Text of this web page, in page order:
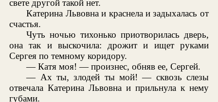
свете другой такой нет.
Катерина Львовна и краснела и задыхалась от
счастья.
Чуть ночью тихонько приотворилась дверь,
она так и выскочила: дрожит и ищет руками
Сергея по темному коридору.
— Катя моя! — произнес, обняв ее, Сергей.
— Ах ты, злодей ты мой! — сквозь слезы
отвечала Катерина Львовна и прильнула к нему
губами.